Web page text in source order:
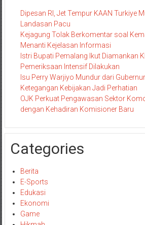
Dipesan RI, Jet Tempur KAAN Turkiye
Landasan Pacu
Kejagung Tolak Berkomentar soal
Menanti Kejelasan Informasi
Istri Bupati Pemalang Ikut Diamankan
Pemeriksaan Intensif Dilakukan
Isu Perry Warjiyo Mundur dari
Ketegangan Kebijakan Jadi Perhatian
OJK Perkuat Pengawasan Sektor
dengan Kehadiran Komisioner Baru
Categories
Berita
E-Sports
Edukasi
Ekonomi
Game